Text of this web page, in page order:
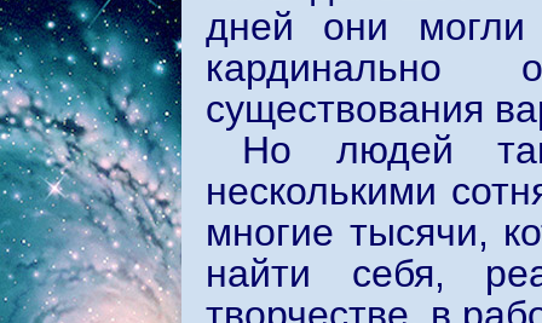
дней они могли
существования
Но людей
несколькими
многие тысячи,
найти себя,